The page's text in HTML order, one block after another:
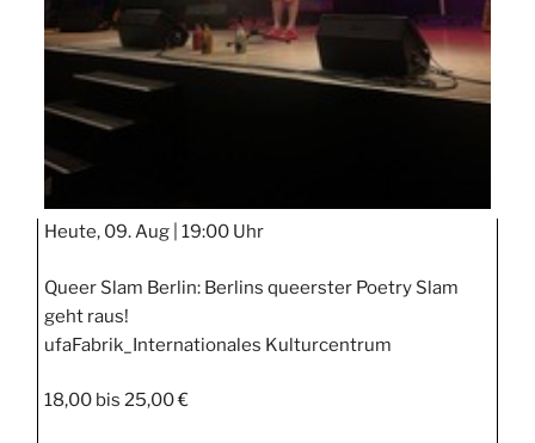
Heute, 09. Aug | 19:00 Uhr
Queer Slam Berlin: Berlins queerster Poetry Slam
geht raus!
ufaFabrik_Internationales Kulturcentrum
18,00 bis 25,00 €